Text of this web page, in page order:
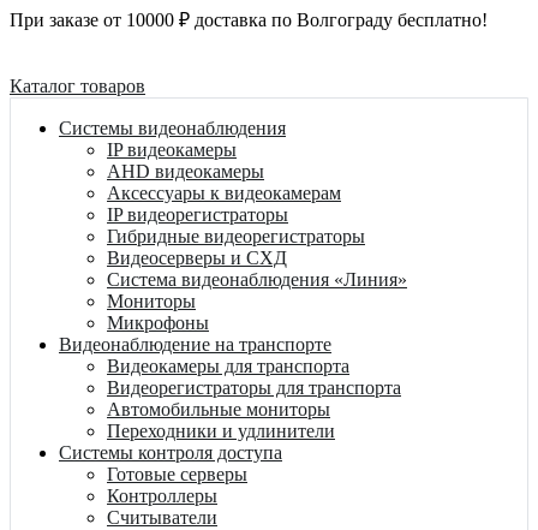
При заказе от 10000 ₽ доставка по Волгограду бесплатно!
Каталог товаров
Системы видеонаблюдения
IP видеокамеры
AHD видеокамеры
Аксессуары к видеокамерам
IP видеорегистраторы
Гибридные видеорегистраторы
Видеосерверы и СХД
Система видеонаблюдения «Линия»
Мониторы
Микрофоны
Видеонаблюдение на транспорте
Видеокамеры для транспорта
Видеорегистраторы для транспорта
Автомобильные мониторы
Переходники и удлинители
Системы контроля доступа
Готовые серверы
Контроллеры
Считыватели